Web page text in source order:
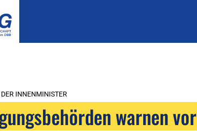
INNENMINISTER
warnen vor